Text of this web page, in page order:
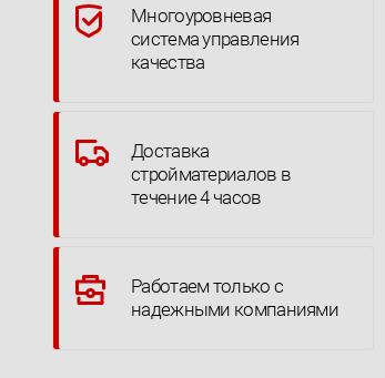
Многоуровневая
система управления
качества
Доставка
стройматериалов в
течение 4 часов
Работаем только с
надежными компаниями